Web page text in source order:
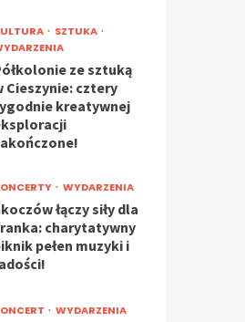
SZTUKA
ze sztuką
Cieszynie: cztery
kreatywnej
WYDARZENIA
łączy siły dla
charytatywny
pełen muzyki i
WYDARZENIA